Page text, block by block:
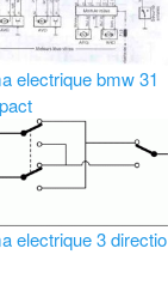
electrique bmw 31
electrique 3 directio